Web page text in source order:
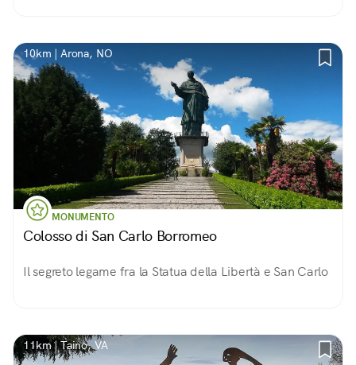
10km | Arona, NO
MONUMENTO
Colosso di San Carlo Borromeo
Il segreto legame fra la Statua della Libertà e San Carlo
11km | Taino, VA